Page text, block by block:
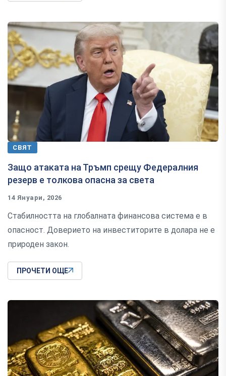
СВЯТ
Защо атаката на Тръмп срещу Федералния
резерв е толкова опасна за света
14 Януари, 2026
Стабилността на глобалната финансова система е в
опасност. Доверието на инвеститорите в долара не е
природен закон.
ПРОЧЕТИ ОЩЕ